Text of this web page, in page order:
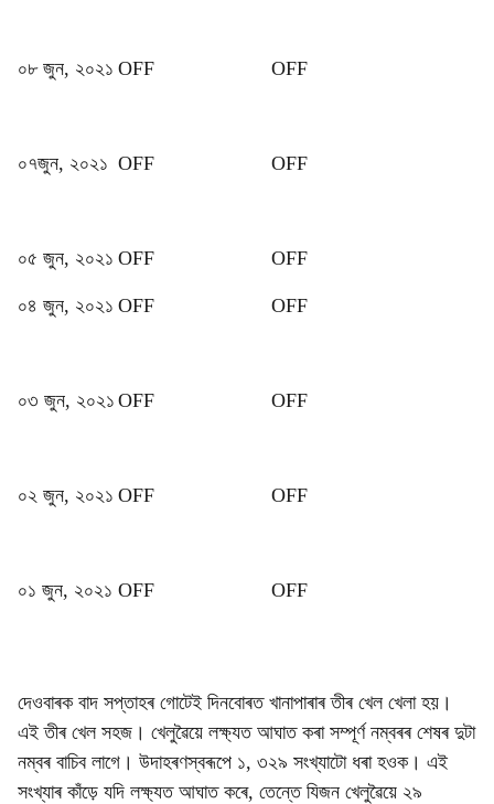
০৮ জুন, ২০২১ OFF OFF
০৭জুন, ২০২১ OFF OFF
০৫ জুন, ২০২১ OFF OFF
০৪ জুন, ২০২১ OFF OFF
০৩ জুন, ২০২১ OFF OFF
০২ জুন, ২০২১ OFF OFF
০১ জুন, ২০২১ OFF OFF
দেওবাৰক বাদ সপ্তাহৰ গোটেই দিনবোৰত খানাপাৰাৰ তীৰ খেল খেলা হয়।
এই তীৰ খেল সহজ। খেলুৱৈয়ে লক্ষ্যত আঘাত কৰা সম্পূৰ্ণ নম্বৰৰ শেষৰ দুটা
নম্বৰ বাচিব লাগে। উদাহৰণস্বৰূপে ১, ৩২৯ সংখ্যাটো ধৰা হওক। এই
সংখ্যাৰ কাঁড়ে যদি লক্ষ্যত আঘাত কৰে, তেন্তে যিজন খেলুৱৈয়ে ২৯